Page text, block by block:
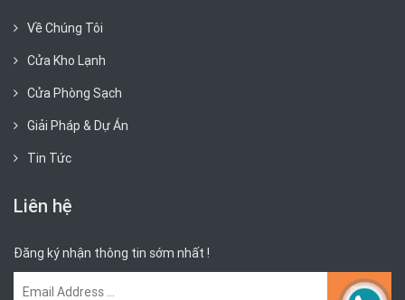
Về Chúng Tôi
Cửa Kho Lạnh
Cửa Phòng Sạch
Giải Pháp & Dự Án
Tin Tức
Liên hệ
Đăng ký nhận thông tin sớm nhất !